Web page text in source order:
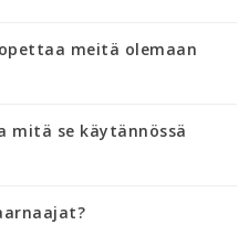
meitä olemaan
mitä se käytännössä